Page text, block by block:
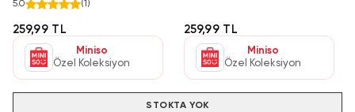
5.0 (1 )
259,99 TL
Miniso
Özel Koleksiyon
259,99 TL
Miniso
Özel Koleksiyon
STOKTA YOK